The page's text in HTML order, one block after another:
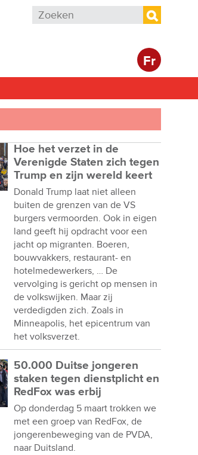
Zoekveld
Zoeken
Fr
Hoe het verzet in de
Verenigde Staten zich tegen
Trump en zijn wereld keert
Donald Trump laat niet alleen
buiten de grenzen van de VS
burgers vermoorden. Ook in eigen
land geeft hij opdracht voor een
jacht op migranten. Boeren,
bouwvakkers, restaurant- en
hotelmedewerkers, … De
vervolging is gericht op mensen in
de volkswijken. Maar zij
verdedigden zich. Zoals in
Minneapolis, het epicentrum van
het volksverzet.
50.000 Duitse jongeren
staken tegen dienstplicht en
RedFox was erbij
Op donderdag 5 maart trokken we
met een groep van RedFox, de
jongerenbeweging van de PVDA,
naar Duitsland.